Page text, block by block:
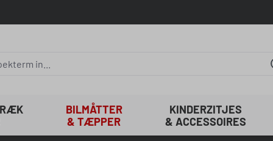
BILMÅTTER
& TÆPPER
KINDERZITJES
& ACCESSOIRES